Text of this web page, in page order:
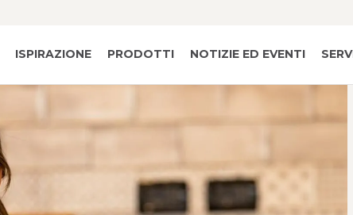
ISPIRAZIONE PRODOTTI NOTIZIE ED EVENTI